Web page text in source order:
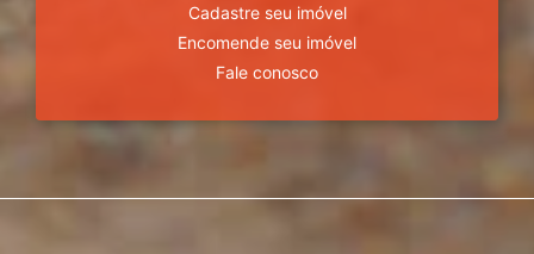
Cadastre seu imóvel
Encomende seu imóvel
Fale conosco